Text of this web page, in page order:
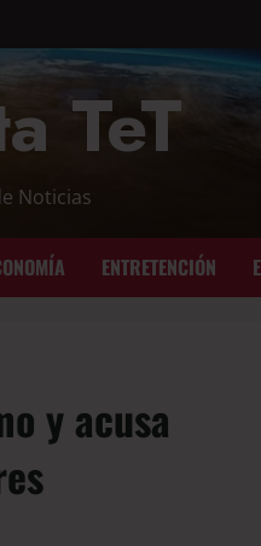
TeT
Noticias
ENTRETENCIÓN
y acusa